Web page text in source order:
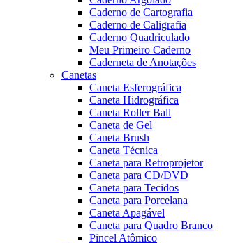
Caderno de Cartografia
Caderno de Caligrafia
Caderno Quadriculado
Meu Primeiro Caderno
Caderneta de Anotações
Canetas
Caneta Esferográfica
Caneta Hidrográfica
Caneta Roller Ball
Caneta de Gel
Caneta Brush
Caneta Técnica
Caneta para Retroprojetor
Caneta para CD/DVD
Caneta para Tecidos
Caneta para Porcelana
Caneta Apagável
Caneta para Quadro Branco
Pincel Atômico